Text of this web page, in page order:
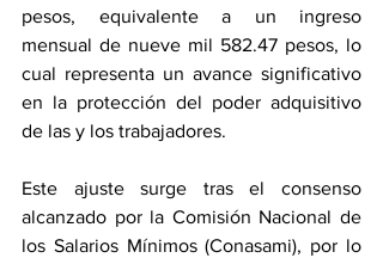
pesos, equivalente a un ingreso
mensual de nueve mil 582.47 pesos, lo
cual representa un avance significativo
en la protección del poder adquisitivo
de las y los trabajadores.
Este ajuste surge tras el consenso
alcanzado por la Comisión Nacional de
los Salarios Mínimos (Conasami), por lo